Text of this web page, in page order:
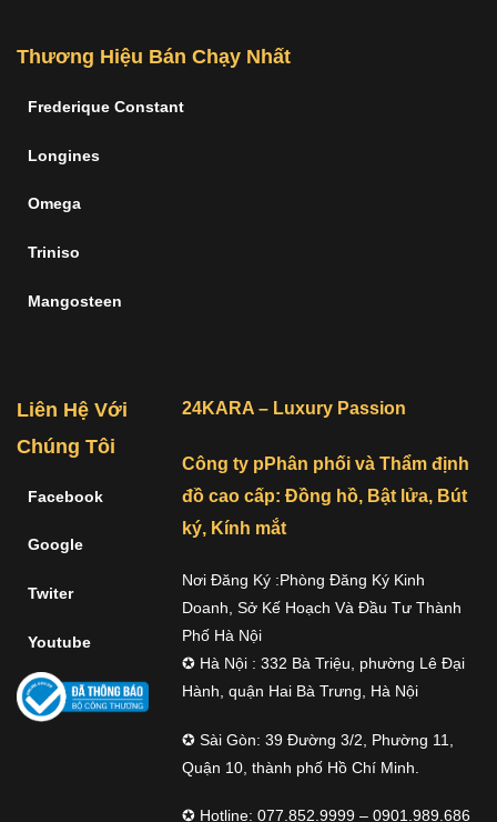
Thương Hiệu Bán Chạy Nhất
Frederique Constant
Longines
Omega
Triniso
Mangosteen
Liên Hệ Với
Chúng Tôi
Facebook
Google
Twiter
Youtube
24KARA – Luxury Passion
Công ty pPhân phối và Thẩm định
đồ cao cấp: Đồng hồ, Bật lửa, Bút
ký, Kính mắt
Nơi Đăng Ký :Phòng Đăng Ký Kinh
Doanh, Sở Kế Hoạch Và Đầu Tư Thành
Phố Hà Nội
✪ Hà Nội : 332 Bà Triệu, phường Lê Đại
Hành, quận Hai Bà Trưng, Hà Nội
✪ Sài Gòn: 39 Đường 3/2, Phường 11,
Quận 10, thành phố Hồ Chí Minh.
✪ Hotline: 077.852.9999 – 0901.989.686